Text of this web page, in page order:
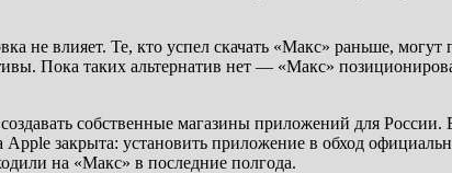
не влияет. Те, кто успел скачать «Макс» раньше,
Пока таких альтернатив нет — «Макс»
собственные магазины приложений для
закрыта: установить приложение в обход
на «Макс» в последние полгода.